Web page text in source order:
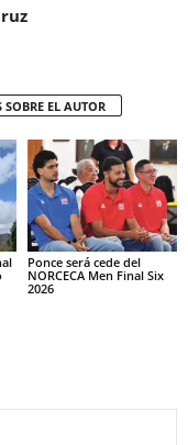
SOBRE EL AUTOR
Ponce será cede del
NORCECA Men Final Six
2026